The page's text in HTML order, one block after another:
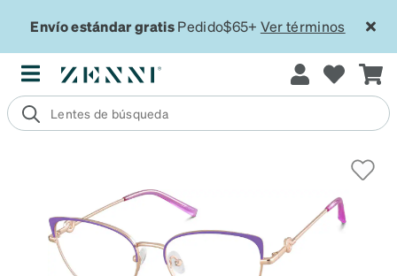
Envío estándar gratisPedido$65+ Ver términos